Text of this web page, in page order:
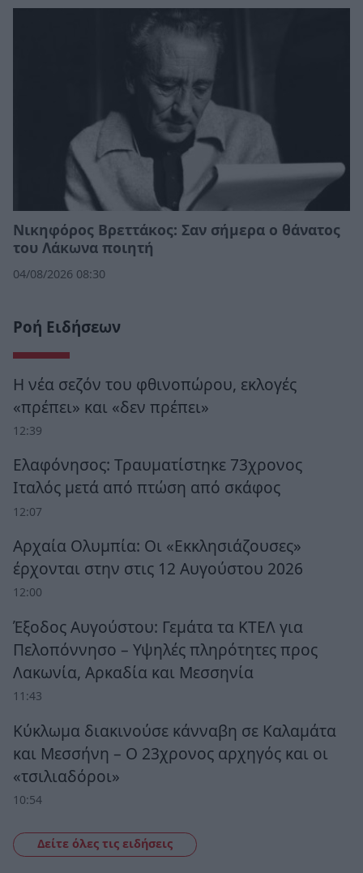
Νικηφόρος Βρεττάκος: Σαν σήμερα ο θάνατος
του Λάκωνα ποιητή
04/08/2026 08:30
Ροή Ειδήσεων
Η νέα σεζόν του φθινοπώρου, εκλογές
«πρέπει» και «δεν πρέπει»
12:39
Ελαφόνησος: Τραυματίστηκε 73χρονος
Ιταλός μετά από πτώση από σκάφος
12:07
Αρχαία Ολυμπία: Οι «Εκκλησιάζουσες»
έρχονται στην στις 12 Αυγούστου 2026
12:00
Έξοδος Αυγούστου: Γεμάτα τα ΚΤΕΛ για
Πελοπόννησο – Υψηλές πληρότητες προς
Λακωνία, Αρκαδία και Μεσσηνία
11:43
Κύκλωμα διακινούσε κάνναβη σε Καλαμάτα
και Μεσσήνη – Ο 23χρονος αρχηγός και οι
«τσιλιαδόροι»
10:54
Δείτε όλες τις ειδήσεις